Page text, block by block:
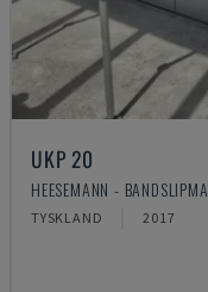
UKP 20
HEESEMANN -
TYSKLAND 2017